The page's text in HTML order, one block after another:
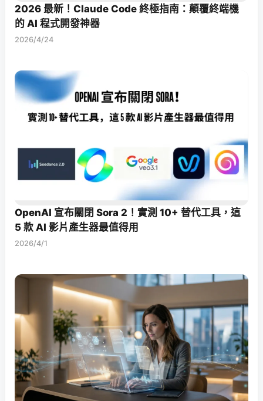
2026 最新！Claude Code 終極指南：顛覆終端機
的 AI 程式開發神器
2026/4/24
OpenAI 宣布關閉 Sora 2！實測 10+ 替代工具，這
5 款 AI 影片產生器最值得用
2026/4/1